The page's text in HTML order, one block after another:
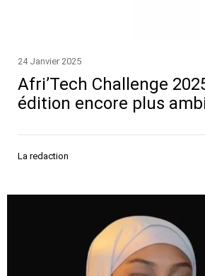
24 Janvier 2025
Afri’Tech Challenge
édition encore plus
La redaction